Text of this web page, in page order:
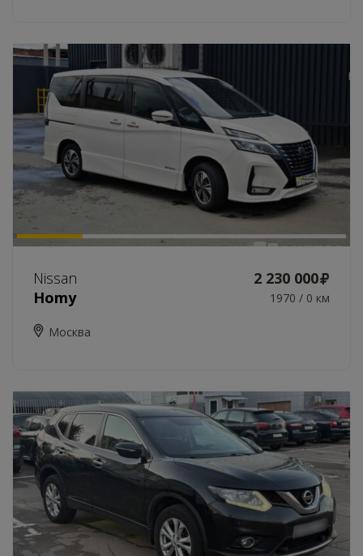
Nissan
2 230 000
Homy
1970 / 0 км
Москва